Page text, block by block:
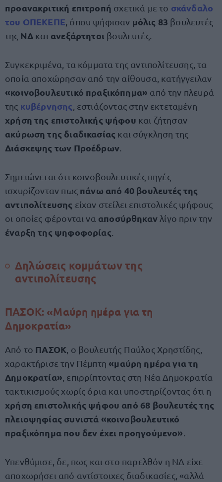
προανακριτική επιτροπή σχετικά με το σκάνδαλο
του ΟΠΕΚΕΠΕ , όπου ψήφισαν μόλις 83 βουλευτές
της ΝΔ και ανεξάρτητοι βουλευτές.
Συγκεκριμένα, τα κόμματα της αντιπολίτευσης, τα
οποία αποχώρησαν από την αίθουσα, κατήγγειλαν
«κοινοβουλευτικό πραξικόπημα» από την πλευρά
της κυβέρνησης , εστιάζοντας στην εκτεταμένη
χρήση της επιστολικής ψήφου και ζήτησαν
ακύρωση της διαδικασίας και σύγκληση της
Διάσκεψης των Προέδρων.
Σημειώνεται ότι κοινοβουλευτικές πηγές
ισχυρίζονταν πωςπάνω από 40 βουλευτές της
αντιπολίτευσης είχαν στείλει επιστολικές ψήφους
οι οποίες φέρονται να αποσύρθηκαν λίγο πριν την
έναρξη της ψηφοφορίας
Δηλώσεις κομμάτων της
αντιπολίτευσης
ΠΑΣΟΚ: «Μαύρη ημέρα για τη
Δημοκρατία»
Από το ΠΑΣΟΚ , ο βουλευτής Παύλος Χρηστίδης,
χαρακτήρισε την Πέμπτη «μαύρη ημέρα για τη
Δημοκρατία» , επιρρίπτοντας στη Νέα Δημοκρατία
τακτικισμούς χωρίς όρια και υποστηρίζοντας ότι η
χρήση επιστολικής ψήφου από 68 βουλευτές της
πλειοψηφίας συνιστά «κοινοβουλευτικό
πραξικόπημα που δεν έχει προηγούμενο»
Υπενθύμισε, δε, πως και στο παρελθόν η ΝΔ είχε
αποχωρήσει από αντίστοιχες διαδικασίες, «αλλά